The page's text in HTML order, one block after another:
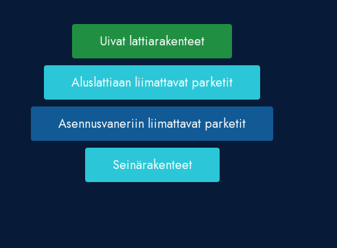
Uivat lattiarakenteet
Aluslattiaan liimattavat parketit
Asennusvaneriin liimattavat parketit
Seinärakenteet